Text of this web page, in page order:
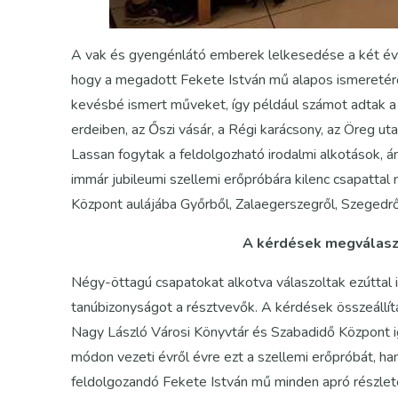
A vak és gyengénlátó emberek lelkesedése a két
hogy a megadott Fekete István mű alapos
kevésbé ismert műveket, így például számot adtak
erdeiben, az Őszi vásár, a Régi karácsony, az Öreg
Lassan fogytak a feldolgozható irodalmi alkotások,
immár jubileumi szellemi erőpróbára kilenc
Központ aulájába Győrből, Zalaegerszegről,
A kérdések
Négy-öttagú csapatokat alkotva válaszoltak
tanúbizonyságot a résztvevők. A kérdések
Nagy László Városi Könyvtár és Szabadidő
módon vezeti évről évre ezt a szellemi erőpróbát,
feldolgozandó Fekete István mű minden apró